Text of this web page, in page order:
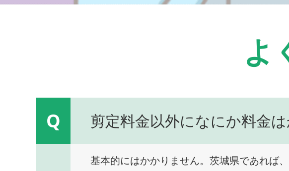
よ
Q 剪定料金以外になにか料金
基本的にはかかりません。茨城県であれば